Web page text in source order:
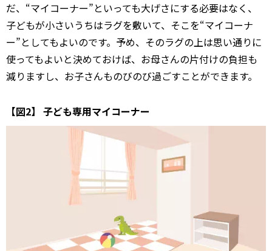
だ、“マイコーナー”といっても大げさにする必要はなく、
子どもが小さいうちはラグを敷いて、そこを“マイコーナ
ー”としてもよいのです。予め、そのラグの上は思い通りに
使ってもよいと決めておけば、お母さんの片付けの負担も
減りますし、お子さんものびのび過ごすことができます。
【図2】 子ども専用マイコーナー